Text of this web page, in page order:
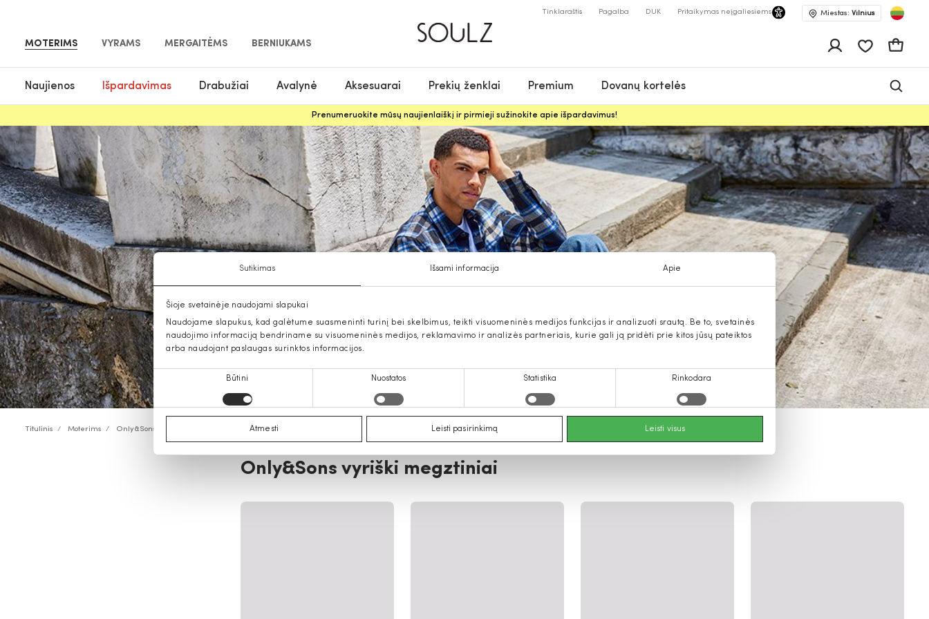
Sutikimas Išsami informacija Apie
Šioje svetainėje naudojami slapukai
Naudojame slapukus, kad galėtume suasmeninti turinį bei skelbimus, teikti visuomeninės medijos funkcijas ir analizuoti srautą. Be to, svetainės
naudojimo informaciją bendriname su visuomeninės medijos, reklamavimo ir analizės partneriais, kurie gali ją pridėti prie kitos jūsų pateiktos
arba naudojant paslaugas surinktos informacijos.
Sutikimo
pasirinkimas
Būtini Nuostatos Statistika Rinkodara
Atmesti Leisti pasirinkimą Leisti visus
MOTERIMS VYRAMS MERGAITĖMS BERNIUKAMS
Tinklaraštis Pagalba DUK Pritaikymas neįgaliesiems Miestas: Vilnius
Pageidavimų
Naujienos Išpardavimas Drabužiai Avalynė Aksesuarai Prekių ženklai Premium Dovanų kortelės
Prenumeruokite mūsų naujienlaiškį ir pirmieji sužinokite apie išpardavimus!
Titulinis Moterims Only&Sons
Only&Sons vyriški megztiniai